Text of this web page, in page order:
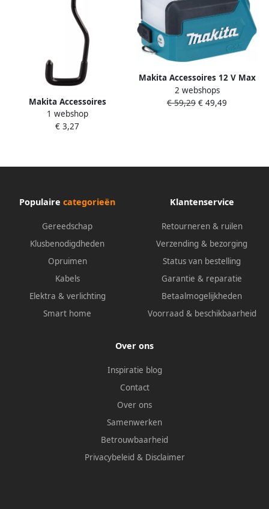
Makita Accessoires
Draaghaak zaklamp
GM00001283
1 webshop
€ 3,27
Makita Accessoires 12 V Max
Zaklamp blok led met USB-
uitgang ML107
2 webshops
€ 59,29 € 49,49
Populaire categorieën
Gereedschap
Klusbenodigdheden
Opruimen
Kabels
Elektra & verlichting
Smart home
Klantenservice
Retourneren & ruilen
Verzending & bezorging
Status van bestelling
Garantie & reparatie
Betaalmogelijkheden
Voorraad & beschikbaarheid
Over ons
Inspiratie blog
Contact
Over ons
Samenwerken
Betrouwbaarheid
Privacybeleid & Disclaimer